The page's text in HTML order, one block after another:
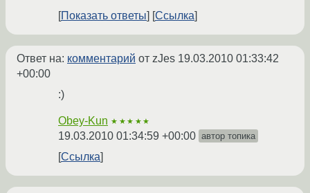
Показать ответы
Ссылка
Ответ на: комментарий от zJes 19.03.2010 01:33:42
+00:00
:)
Obey-Kun ★★★★★
19.03.2010 01:34:59 +00:00 автор топика
Ссылка